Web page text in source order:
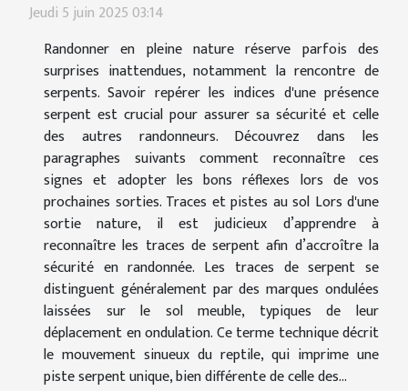
Jeudi 5 juin 2025 03:14
Randonner en pleine nature réserve parfois des
surprises inattendues, notamment la rencontre de
serpents. Savoir repérer les indices d'une présence
serpent est crucial pour assurer sa sécurité et celle
des autres randonneurs. Découvrez dans les
paragraphes suivants comment reconnaître ces
signes et adopter les bons réflexes lors de vos
prochaines sorties. Traces et pistes au sol Lors d'une
sortie nature, il est judicieux d’apprendre à
reconnaître les traces de serpent afin d’accroître la
sécurité en randonnée. Les traces de serpent se
distinguent généralement par des marques ondulées
laissées sur le sol meuble, typiques de leur
déplacement en ondulation. Ce terme technique décrit
le mouvement sinueux du reptile, qui imprime une
piste serpent unique, bien différente de celle des...